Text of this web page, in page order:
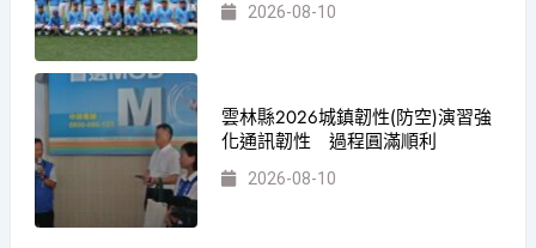
2026-08-10
雲林縣2026城鎮韌性(防空)演習強
化通訊韌性 過程圓滿順利
2026-08-10